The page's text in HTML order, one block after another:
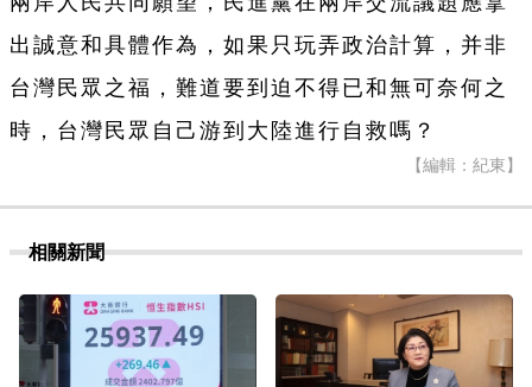
出誠意和具體作為，如果只玩弄政治計算，并非
台灣民眾之福，難道要到迫不得已和無可奈何之
時，台灣民眾自己游到大陸進行自救嗎？
【編輯：紀東】
相關新聞